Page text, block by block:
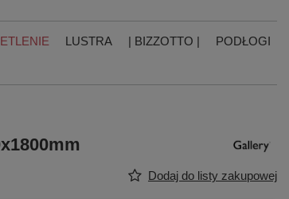
LUSTRA | BIZZOTTO |
PODŁOGI
Dodaj do listy zakupowej